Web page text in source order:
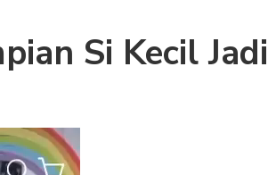
Si Kecil Jadi